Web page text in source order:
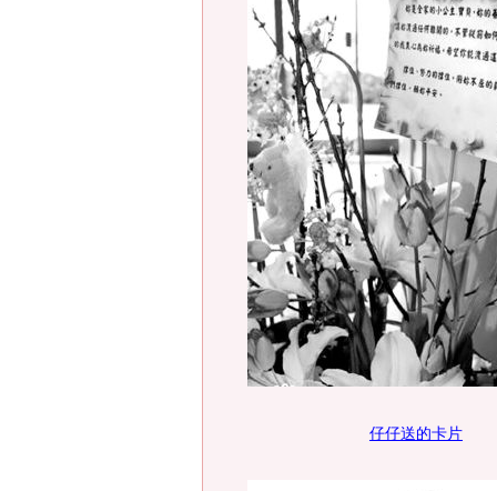
仔仔送的卡片